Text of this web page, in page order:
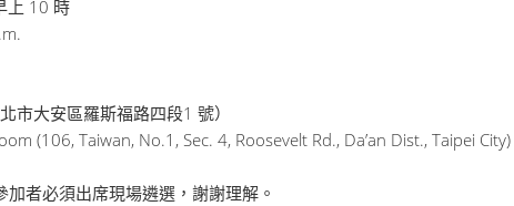
上 10 時
市大安區羅斯福路四段1 號）
(106, Taiwan, No.1, Sec. 4, Roosevelt Rd., Da’an Dist., Taipei City)
者必須出席現場遴選，謝謝理解。